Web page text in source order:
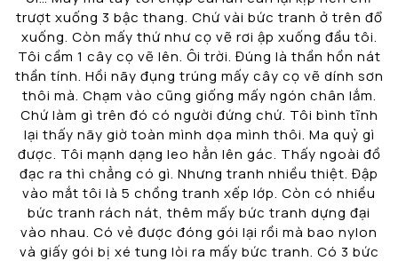
trượt xuống 3 bậc thang. Chứ vài bức tranh ở trên đổ
xuống. Còn mấy thứ như cọ vẽ rơi ập xuống đầu tôi.
Tôi cầm 1 cây cọ vẽ lên. Ôi trời. Đúng là thần hồn nát
thần tính. Hồi nãy đụng trúng mấy cây cọ vẽ dính sơn
thôi mà. Chạm vào cũng giống mấy ngón chân lắm.
Chứ làm gì trên đó có người đứng chứ. Tôi bình tĩnh
lại thấy nãy giờ toàn mình dọa mình thôi. Ma quỷ gì
được. Tôi mạnh dạng leo hẳn lên gác. Thấy ngoài đồ
đạc ra thì chẳng có gì. Nhưng tranh nhiều thiệt. Đập
vào mắt tôi là 5 chồng tranh xếp lớp. Còn có nhiều
bức tranh rách nát, thêm mấy bức tranh dựng đại
vào nhau. Có vẻ được đóng gói lại rồi mà bao nylon
và giấy gói bị xé tung lòi ra mấy bức tranh. Có 3 bức